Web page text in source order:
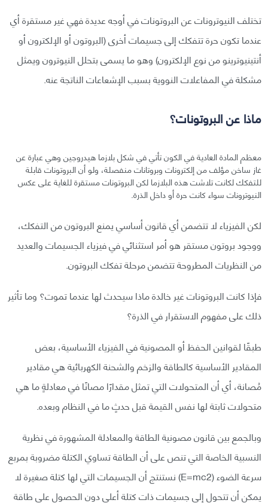
تختلف النيوترونات عن البروتونات في أوجه عديدة فهي غير مستقرة أي
عندما تكون حرة تتفكك إلى جسيمات أخرى (البروتون أو الإلكترون أو
أنتينيوترينو من نوع الإلكترون) وهو ما يسمى بتحلل النيوترون ويمثل
مشكلة في المفاعلات النووية بسبب الإشعاعات الناتجة عنه.
ماذا عن البروتونات؟
معظم المادة العادية في الكون تأتي في شكل بلازما هيدروجين وهي عبارة عن
غاز ساخن مؤلف من إلكترونات وبروتانات منفصلة، ولو أن البروتونات قابلة
للتفكك لكانت تلاشت هذه البلازما لكن البروتونات مستقرة للغاية على عكس
النيوترونات سواء كانت حرة أو داخل الذرة.
لكن الفيزياء لا تتضمن أي قانون أساسي يمنع البروتون من التفكك،
ووجود بروتون مستقر هو أمر استثنائي في فيزياء الجسيمات والعديد
من النظريات المطروحة تتضمن مرحلة تفكك البروتون.
فإذا كانت البروتونات غير خالدة ماذا سيحدث لها عندما تموت؟ وما تأثير
ذلك على مفهوم الاستقرار في الذرة؟
طبقًا لقوانين الحفظ أو المصونية في الفيزياء الأساسية، بعض
المقادير الأساسية كالطاقة والزخم والشحنة الكهربائية هي مقادير
مُصانة، أي أن المتحولات التي تمثل مقدارًا مصانًا في معادلةٍ ما هي
متحولات ثابتة لها نفس القيمة قبل حدثٍ ما في النظام وبعده.
وبالجمع بين قانون مصونية الطاقة والمعادلة المشهورة في نظرية
النسبية الخاصة التي تنص على أن الطاقة تساوي الكتلة مضروبة بمربع
سرعة الضوء (E=mc2) نستنتج أن الجسيمات التي لها كتلة صغيرة لا
يمكن أن تتحول إلى جسيمات ذات كتلة أعلى دون الحصول على طاقة